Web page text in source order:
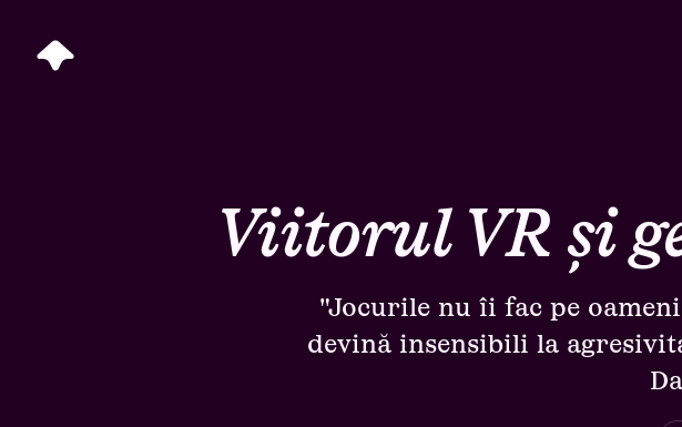
Viitorul VR și
"Jocurile nu îi fac pe
devină insensibili la